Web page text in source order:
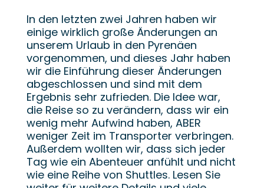
In den letzten zwei Jahren haben wir
einige wirklich große Änderungen an
unserem Urlaub in den Pyrenäen
vorgenommen, und dieses Jahr haben
wir die Einführung dieser Änderungen
abgeschlossen und sind mit dem
Ergebnis sehr zufrieden. Die Idee war,
die Reise so zu verändern, dass wir ein
wenig mehr Aufwind haben, ABER
weniger Zeit im Transporter verbringen.
Außerdem wollten wir, dass sich jeder
Tag wie ein Abenteuer anfühlt und nicht
wie eine Reihe von Shuttles. Lesen Sie